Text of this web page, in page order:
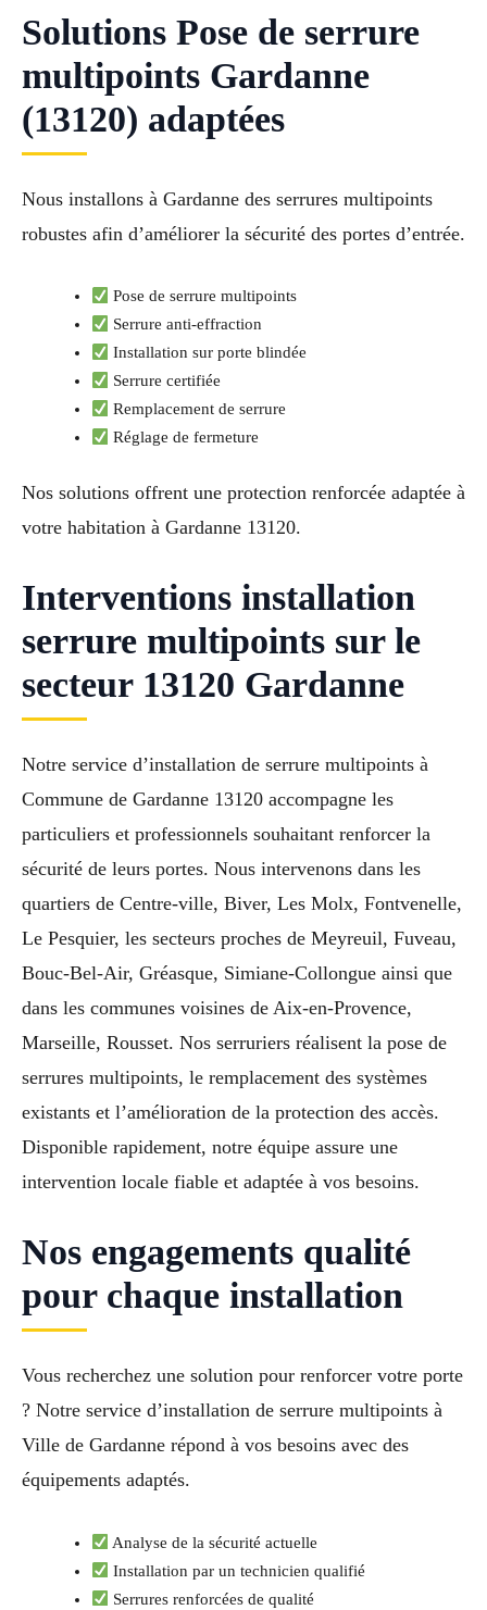
Solutions Pose de serrure
multipoints Gardanne
(13120) adaptées
Nous installons à Gardanne des serrures multipoints
robustes afin d’améliorer la sécurité des portes d’entrée.
Pose de serrure multipoints
Serrure anti-effraction
Installation sur porte blindée
Serrure certifiée
Remplacement de serrure
Réglage de fermeture
Nos solutions offrent une protection renforcée adaptée à
votre habitation à Gardanne 13120.
Interventions installation
serrure multipoints sur le
secteur 13120 Gardanne
Notre service d’installation de serrure multipoints à
Commune de Gardanne 13120 accompagne les
particuliers et professionnels souhaitant renforcer la
sécurité de leurs portes. Nous intervenons dans les
quartiers de Centre-ville, Biver, Les Molx, Fontvenelle,
Le Pesquier, les secteurs proches de Meyreuil, Fuveau,
Bouc-Bel-Air, Gréasque, Simiane-Collongue ainsi que
dans les communes voisines de Aix-en-Provence,
Marseille, Rousset. Nos serruriers réalisent la pose de
serrures multipoints, le remplacement des systèmes
existants et l’amélioration de la protection des accès.
Disponible rapidement, notre équipe assure une
intervention locale fiable et adaptée à vos besoins.
Nos engagements qualité
pour chaque installation
Vous recherchez une solution pour renforcer votre porte
? Notre service d’installation de serrure multipoints à
Ville de Gardanne répond à vos besoins avec des
équipements adaptés.
Analyse de la sécurité actuelle
Installation par un technicien qualifié
Serrures renforcées de qualité